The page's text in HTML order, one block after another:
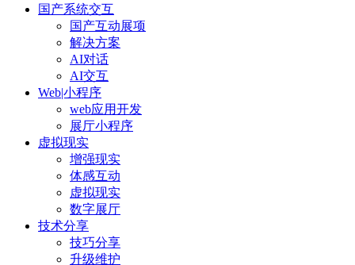
国产系统交互
国产互动展项
解决方案
AI对话
AI交互
Web|小程序
web应用开发
展厅小程序
虚拟现实
增强现实
体感互动
虚拟现实
数字展厅
技术分享
技巧分享
升级维护